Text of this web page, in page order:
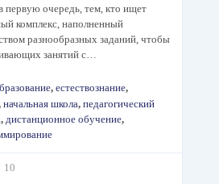
первую очередь, тем, кто ищет
комплекс, наполненный
разнообразных заданий, чтобы
занятий с…
, естествознание,
начальная школа, педагогический
, дистанционное обучение,
10